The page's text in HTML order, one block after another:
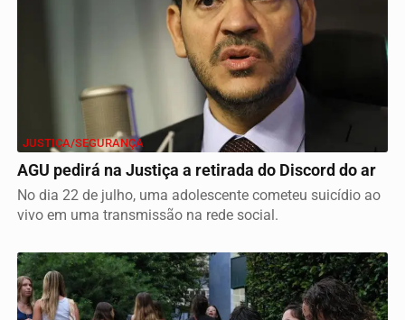
JUSTIÇA/SEGURANÇA
AGU pedirá na Justiça a retirada do Discord do ar
No dia 22 de julho, uma adolescente cometeu suicídio ao
vivo em uma transmissão na rede social.